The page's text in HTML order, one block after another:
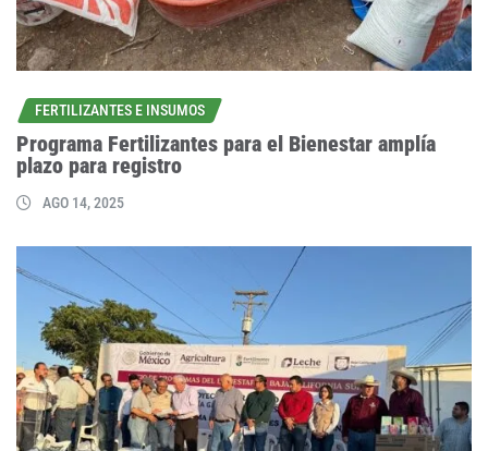
FERTILIZANTES E INSUMOS
Programa Fertilizantes para el Bienestar amplía
plazo para registro
AGO 14, 2025